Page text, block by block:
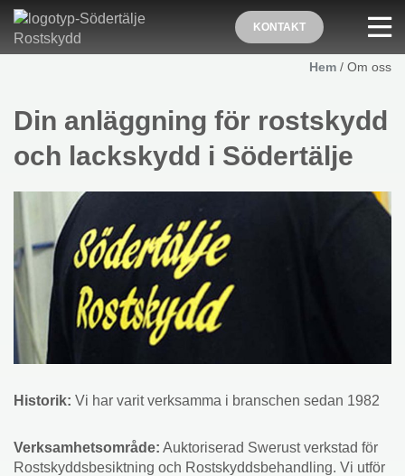
KONTAKT
Hem / Om oss
Din anläggning för rostskydd
och lackskydd i Södertälje
Historik: Vi har varit verksamma i branschen sedan 1982
Verksamhetsområde: Auktoriserad Swerust verkstad för
Rostskyddsbesiktning och Rostskyddsbehandling. Vi utför